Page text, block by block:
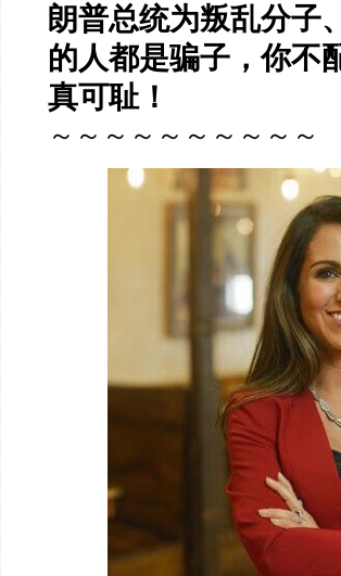
朗普总统为叛乱分子
的人都是骗子，你不
真可耻！
～～～～～～～～～～